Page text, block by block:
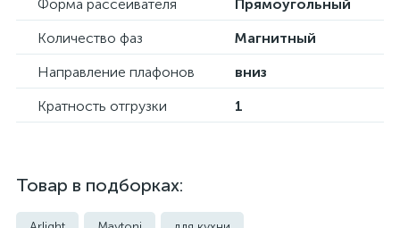
Форма рассеивателя
Прямоугольный
Количество фаз
Магнитный
Направление плафонов
вниз
Кратность отгрузки
1
Товар в подборках: